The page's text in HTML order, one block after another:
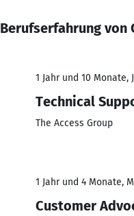
Berufserfahrung von
1 Jahr und 10 Monate,
Technical
The Access Group
1 Jahr und 4 Monate,
Customer